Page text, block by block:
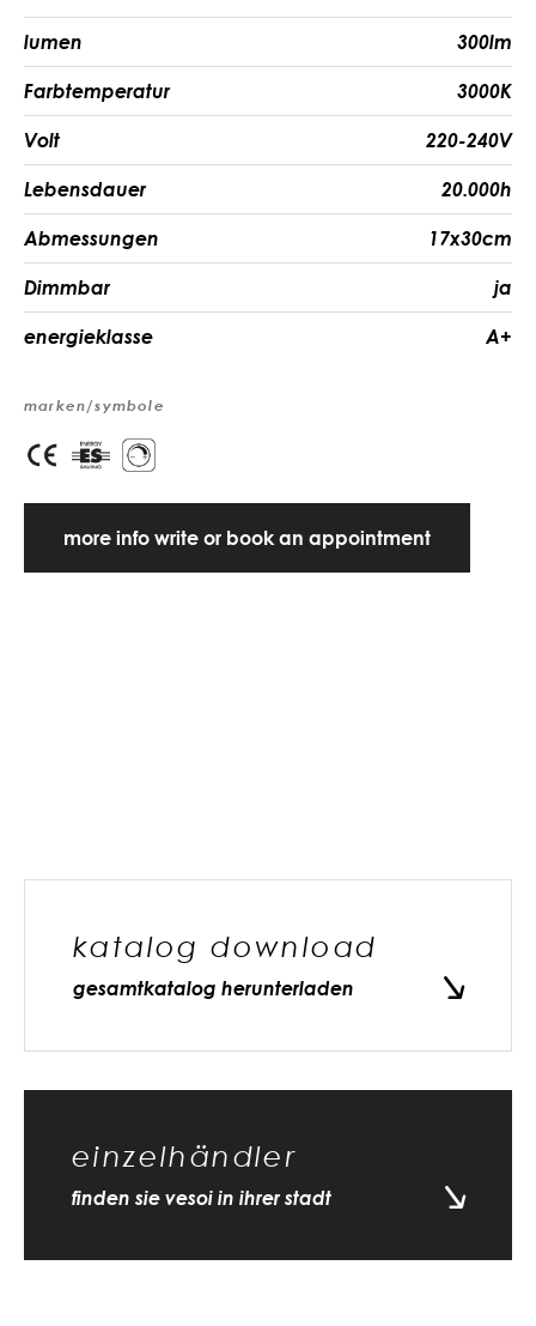
lumen 300lm
Farbtemperatur 3000K
Volt 220-240V
Lebensdauer 20.000h
Abmessungen 17x30cm
Dimmbar ja
energieklasse A+
marken/symbole
more info write or book an appointment
katalog download
gesamtkatalog herunterladen
einzelhändler
finden sie vesoi in ihrer stadt